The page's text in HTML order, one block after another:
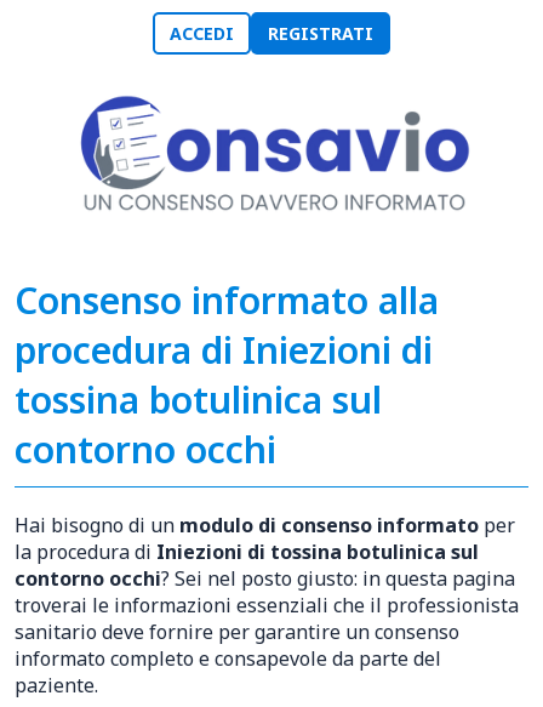
ACCEDI REGISTRATI
Consenso informato alla
procedura di Iniezioni di
tossina botulinica sul
contorno occhi
Hai bisogno di un modulo di consenso informato per
la procedura di Iniezioni di tossina botulinica sul
contorno occhi? Sei nel posto giusto: in questa pagina
troverai le informazioni essenziali che il professionista
sanitario deve fornire per garantire un consenso
informato completo e consapevole da parte del
paziente.